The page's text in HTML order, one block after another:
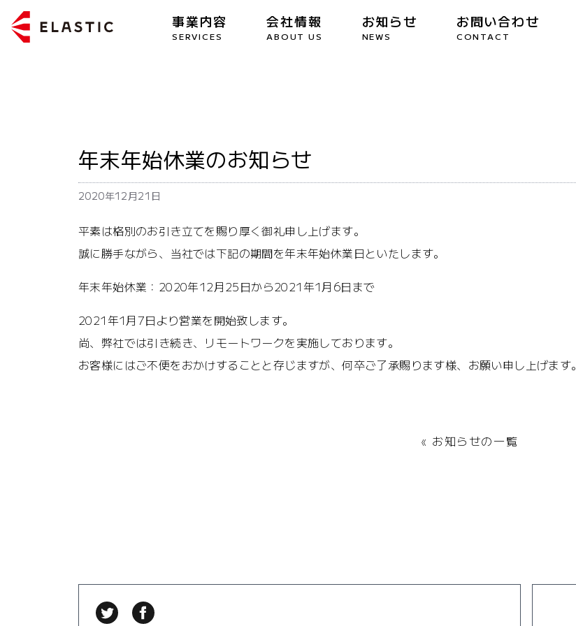
事業内容
SERVICES
会社情報
ABOUT US
お知らせ
NEWS
お問い合わせ
CONTACT
年末年始休業のお知らせ
2020年12月21日
平素は格別のお引き立てを賜り厚く御礼申し上げます。
誠に勝手ながら、当社では下記の期間を年末年始休業日といたします。
年末年始休業：2020年12月25日から2021年1月6日まで
2021年1月7日より営業を開始致します。
尚、弊社では引き続き、リモートワークを実施しております。
お客様にはご不便をおかけすることと存じますが、何卒ご了承賜ります様、お願い申し上げます。
« お知らせの一覧